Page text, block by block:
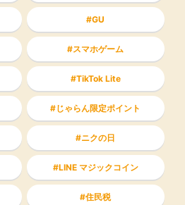
GU
スマホゲーム
TikTok Lite
じゃらん限定ポイント
ニクの日
LINE マジックコイン
住民税